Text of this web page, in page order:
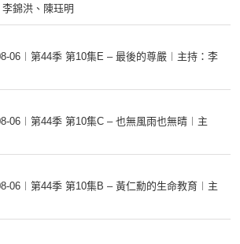
錦洪、陳珏明
06︱第44季 第10集E – 最後的尊嚴︱主持：李
06︱第44季 第10集C – 也無風雨也無晴︱主
06︱第44季 第10集B – 黃仁勳的生命教育︱主